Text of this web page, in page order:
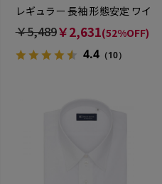
レギュラー 長袖 形態安定 ワイ
シャツ
￥5,489￥2,631(52%OFF)
4.4（10）